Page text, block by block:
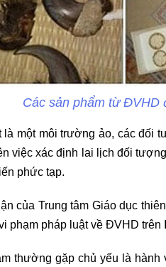
Các sản phẩm từ ĐVHD
là một môi trường ảo, các đối
việc xác định lai lịch đối
phức tạp.
của Trung tâm Giáo dục
phạm pháp luật về ĐVHD
thường gặp chủ yếu là